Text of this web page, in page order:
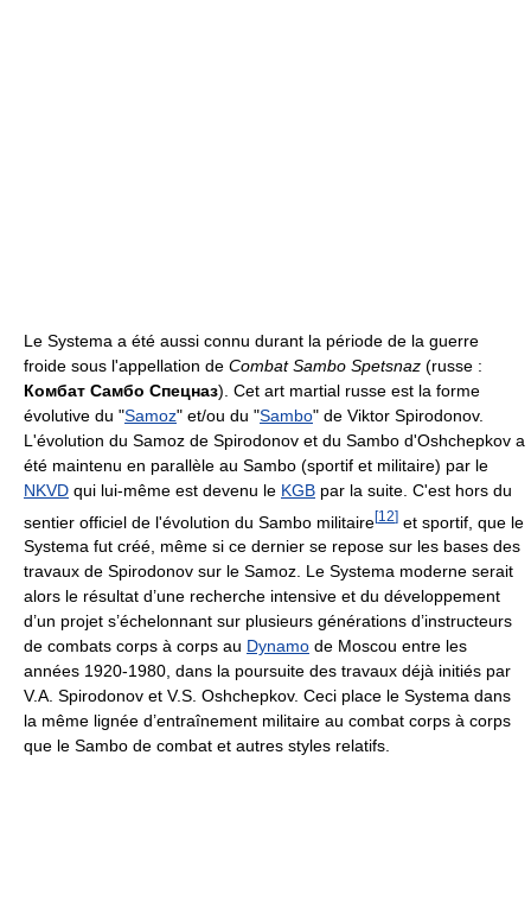
Le Systema a été aussi connu durant la période de la guerre
froide sous l'appellation de Combat Sambo Spetsnaz (russe :
Комбат Самбо Спецназ). Cet art martial russe est la forme
évolutive du "Samoz" et/ou du "Sambo" de Viktor Spirodonov.
L'évolution du Samoz de Spirodonov et du Sambo d'Oshchepkov a
été maintenu en parallèle au Sambo (sportif et militaire) par le
NKVD qui lui-même est devenu le KGB par la suite. C'est hors du
sentier officiel de l'évolution du Sambo militaire[12] et sportif, que le
Systema fut créé, même si ce dernier se repose sur les bases des
travaux de Spirodonov sur le Samoz. Le Systema moderne serait
alors le résultat d’une recherche intensive et du développement
d’un projet s’échelonnant sur plusieurs générations d’instructeurs
de combats corps à corps au Dynamo de Moscou entre les
années 1920-1980, dans la poursuite des travaux déjà initiés par
V.A. Spirodonov et V.S. Oshchepkov. Ceci place le Systema dans
la même lignée d’entraînement militaire au combat corps à corps
que le Sambo de combat et autres styles relatifs.